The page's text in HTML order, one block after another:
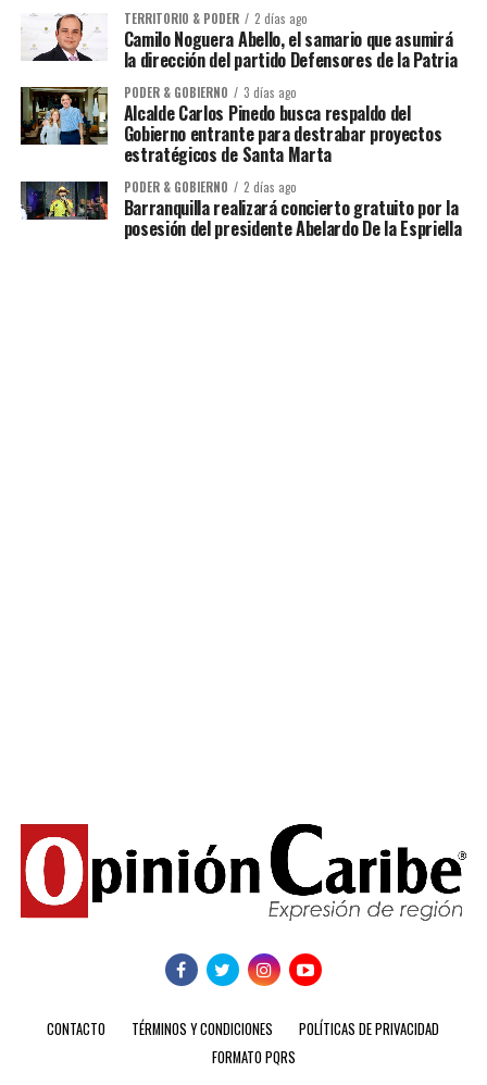
TERRITORIO & PODER 2 días ago
Camilo Noguera Abello, el samario que asumirá
la dirección del partido Defensores de la Patria
PODER & GOBIERNO 3 días ago
Alcalde Carlos Pinedo busca respaldo del
Gobierno entrante para destrabar proyectos
estratégicos de Santa Marta
PODER & GOBIERNO 2 días ago
Barranquilla realizará concierto gratuito por la
posesión del presidente Abelardo De la Espriella
CONTACTO TÉRMINOS Y CONDICIONES
POLÍTICAS DE PRIVACIDAD
FORMATO PQRS